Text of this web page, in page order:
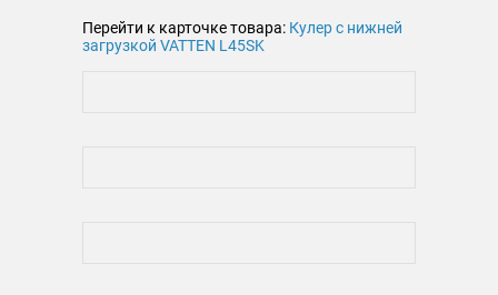
Перейти к карточке товара: Кулер с нижней
загрузкой VATTEN L45SK